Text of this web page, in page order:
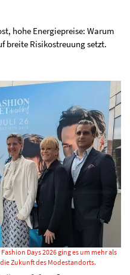
hohe Energiepreise: Warum
breite Risikostreuung setzt.
Days 2026 ging es um mehr als
Zukunft des Modestandorts.